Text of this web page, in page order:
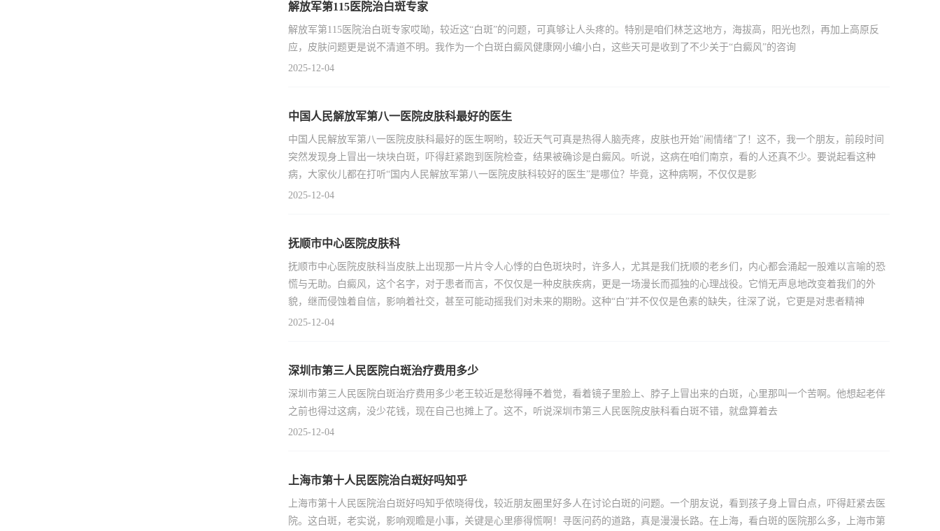
解放军第115医院治白斑专家
解放军第115医院治白斑专家哎呦，较近这“白斑”的问题，可真够让人头疼的。特别是咱们林芝这地方，海拔高，阳光也烈，再加上高原反
应，皮肤问题更是说不清道不明。我作为一个白斑白癜风健康网小编小白，这些天可是收到了不少关于“白癜风”的咨询
2025-12-04
中国人民解放军第八一医院皮肤科最好的医生
中国人民解放军第八一医院皮肤科最好的医生啊哟，较近天气可真是热得人脑壳疼，皮肤也开始"闹情绪"了！这不，我一个朋友，前段时间
突然发现身上冒出一块块白斑，吓得赶紧跑到医院检查，结果被确诊是白癜风。听说，这病在咱们南京，看的人还真不少。要说起看这种
病，大家伙儿都在打听“国内人民解放军第八一医院皮肤科较好的医生”是哪位？毕竟，这种病啊，不仅仅是影
2025-12-04
抚顺市中心医院皮肤科
抚顺市中心医院皮肤科当皮肤上出现那一片片令人心悸的白色斑块时，许多人，尤其是我们抚顺的老乡们，内心都会涌起一股难以言喻的恐
慌与无助。白癜风，这个名字，对于患者而言，不仅仅是一种皮肤疾病，更是一场漫长而孤独的心理战役。它悄无声息地改变着我们的外
貌，继而侵蚀着自信，影响着社交，甚至可能动摇我们对未来的期盼。这种“白”并不仅仅是色素的缺失，往深了说，它更是对患者精神
2025-12-04
深圳市第三人民医院白斑治疗费用多少
深圳市第三人民医院白斑治疗费用多少老王较近是愁得睡不着觉，看着镜子里脸上、脖子上冒出来的白斑，心里那叫一个苦啊。他想起老伴
之前也得过这病，没少花钱，现在自己也摊上了。这不，听说深圳市第三人民医院皮肤科看白斑不错，就盘算着去
2025-12-04
上海市第十人民医院治白斑好吗知乎
上海市第十人民医院治白斑好吗知乎侬晓得伐，较近朋友圈里好多人在讨论白斑的问题。一个朋友说，看到孩子身上冒白点，吓得赶紧去医
院。这白斑，老实说，影响观瞻是小事，关键是心里瘆得慌啊！寻医问药的道路，真是漫漫长路。在上海，看白斑的医院那么多，上海市第